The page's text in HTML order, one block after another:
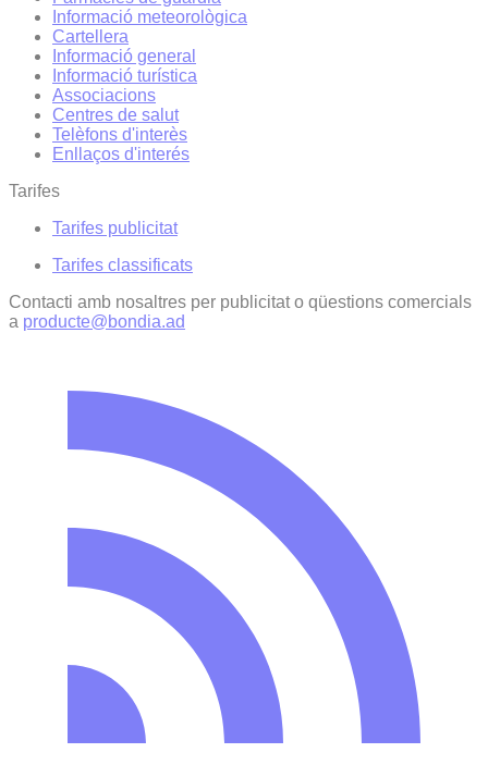
Informació meteorològica
Cartellera
Informació general
Informació turística
Associacions
Centres de salut
Telèfons d'interès
Enllaços d'interés
Tarifes
Tarifes publicitat
Tarifes classificats
Contacti amb nosaltres per publicitat o qüestions comercials
a producte@bondia.ad